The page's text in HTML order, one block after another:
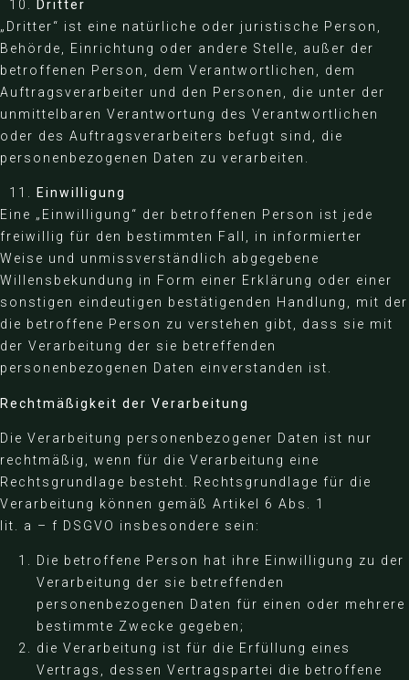
Dritter
„Dritter“ ist eine natürliche oder juristische Person,
Behörde, Einrichtung oder andere Stelle, außer der
betroffenen Person, dem Verantwortlichen, dem
Auftragsverarbeiter und den Personen, die unter der
unmittelbaren Verantwortung des Verantwortlichen
oder des Auftragsverarbeiters befugt sind, die
personenbezogenen Daten zu verarbeiten.
Einwilligung
Eine „Einwilligung“ der betroffenen Person ist jede
freiwillig für den bestimmten Fall, in informierter
Weise und unmissverständlich abgegebene
Willensbekundung in Form einer Erklärung oder einer
sonstigen eindeutigen bestätigenden Handlung, mit der
die betroffene Person zu verstehen gibt, dass sie mit
der Verarbeitung der sie betreffenden
personenbezogenen Daten einverstanden ist.
Rechtmäßigkeit der Verarbeitung
Die Verarbeitung personenbezogener Daten ist nur
rechtmäßig, wenn für die Verarbeitung eine
Rechtsgrundlage besteht. Rechtsgrundlage für die
Verarbeitung können gemäß Artikel 6 Abs. 1
lit. a – f DSGVO insbesondere sein:
Die betroffene Person hat ihre Einwilligung zu der
Verarbeitung der sie betreffenden
personenbezogenen Daten für einen oder mehrere
bestimmte Zwecke gegeben;
die Verarbeitung ist für die Erfüllung eines
Vertrags, dessen Vertragspartei die betroffene